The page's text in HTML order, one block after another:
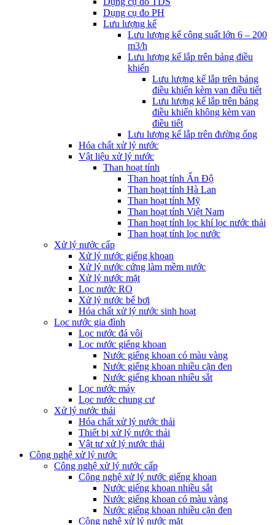
Dụng cụ đo PH
Lưu lượng kế
Lưu lượng kế công suất lớn 6 – 200
m3/h
Lưu lượng kế lắp trên bảng điều
khiển
Lưu lượng kế lắp trên bảng
điều khiển kèm van điều tiết
Lưu lượng kế lắp trên bảng
điều khiển không kèm van
điều tiết
Lưu lượng kế lắp trên đường ống
Hóa chất xử lý nước
Vật liệu xử lý nước
Than hoạt tính
Than hoạt tính Ấn Độ
Than hoạt tính Hà Lan
Than hoạt tính Mỹ
Than hoạt tính Việt Nam
Than hoạt tính lọc khí lọc nước thải
Than hoạt tính lọc nước
Xử lý nước cấp
Xử lý nước giếng khoan
Xử lý nước cứng làm mềm nước
Xử lý nước mặt
Lọc nước RO
Xử lý nước bể bơi
Hóa chất xử lý nước sinh hoạt
Lọc nước gia đình
Lọc nước đá vôi
Lọc nước giếng khoan
Nước giếng khoan có màu vàng
Nước giếng khoan nhiều cặn đen
Nước giếng khoan nhiều sắt
Lọc nước máy
Lọc nước chung cư
Xử lý nước thải
Hóa chất xử lý nước thải
Thiết bị xử lý nước thải
Vật tư xử lý nước thải
Công nghệ xử lý nước
Công nghệ xử lý nước cấp
Công nghệ xử lý nước giếng khoan
Nước giếng khoan nhiều sắt
Nước giếng khoan có màu vàng
Nước giếng khoan nhiều cặn đen
Công nghệ xử lý nước mặt